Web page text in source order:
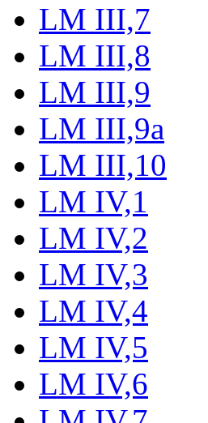
LM III,7
LM III,8
LM III,9
LM III,9a
LM III,10
LM IV,1
LM IV,2
LM IV,3
LM IV,4
LM IV,5
LM IV,6